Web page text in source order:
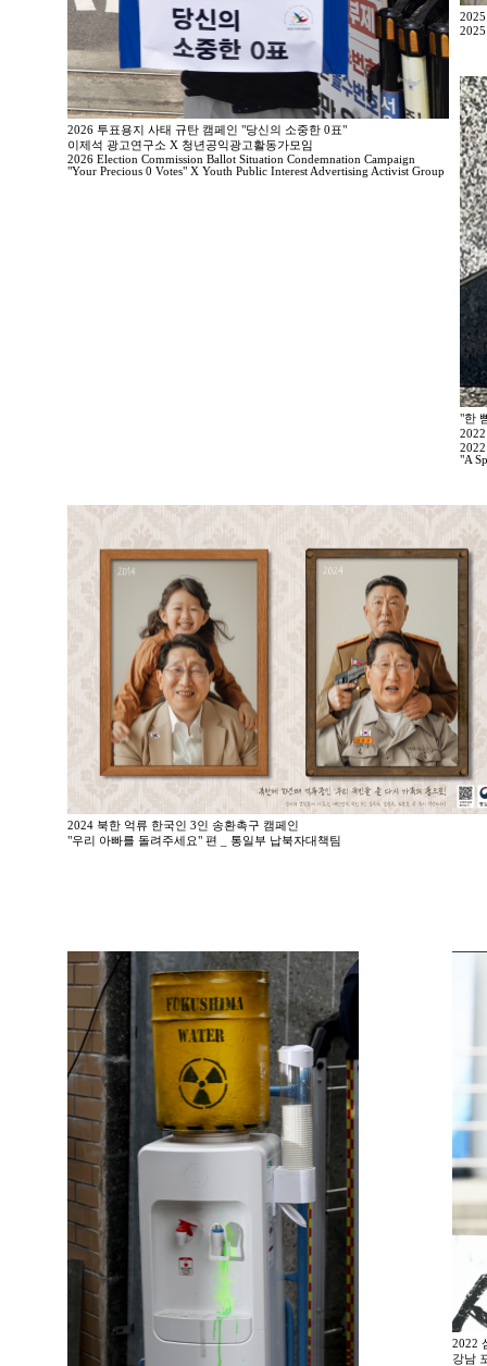
2026 투표용지 사태 규탄 캠페인 "당신의 소중한 0표"
이제석 광고연구소 X 청년공익광고활동가모임
2026 Election Commission Ballot Situation Condemnation Campaign
"Your Precious 0 Votes" X Youth Public Interest Advertising Activist Group
2025
"한
"A
2024 북한 억류 한국인 3인 송환촉구 캠페인
"우리 아빠를 돌려주세요" 편 _ 통일부 납북자대책팀
2022
강남